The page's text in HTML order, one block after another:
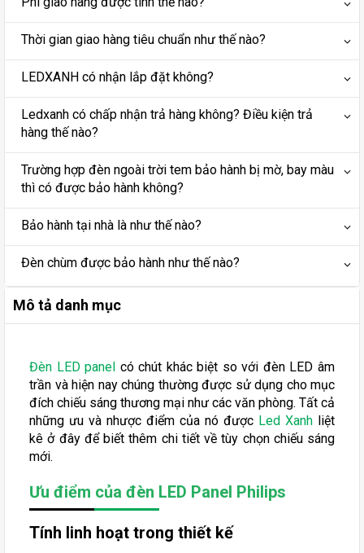
Thời gian giao hàng tiêu chuẩn như thế nào?
LEDXANH có nhận lắp đặt không?
Ledxanh có chấp nhận trả hàng không? Điều kiện trả
hàng thế nào?
Trường hợp đèn ngoài trời tem bảo hành bị mờ, bay màu
thì có được bảo hành không?
Bảo hành tại nhà là như thế nào?
Đèn chùm được bảo hành như thế nào?
Mô tả danh mục
Đèn LED panel có chút khác biệt so với đèn LED âm
trần và hiện nay chúng thường được sử dụng cho mục
đích chiếu sáng thương mại như các văn phòng. Tất cả
những ưu và nhược điểm của nó được Led Xanh liệt
kê ở đây để biết thêm chi tiết về tùy chọn chiếu sáng
mới.
Ưu điểm của đèn LED Panel Philips
Tính linh hoạt trong thiết kế